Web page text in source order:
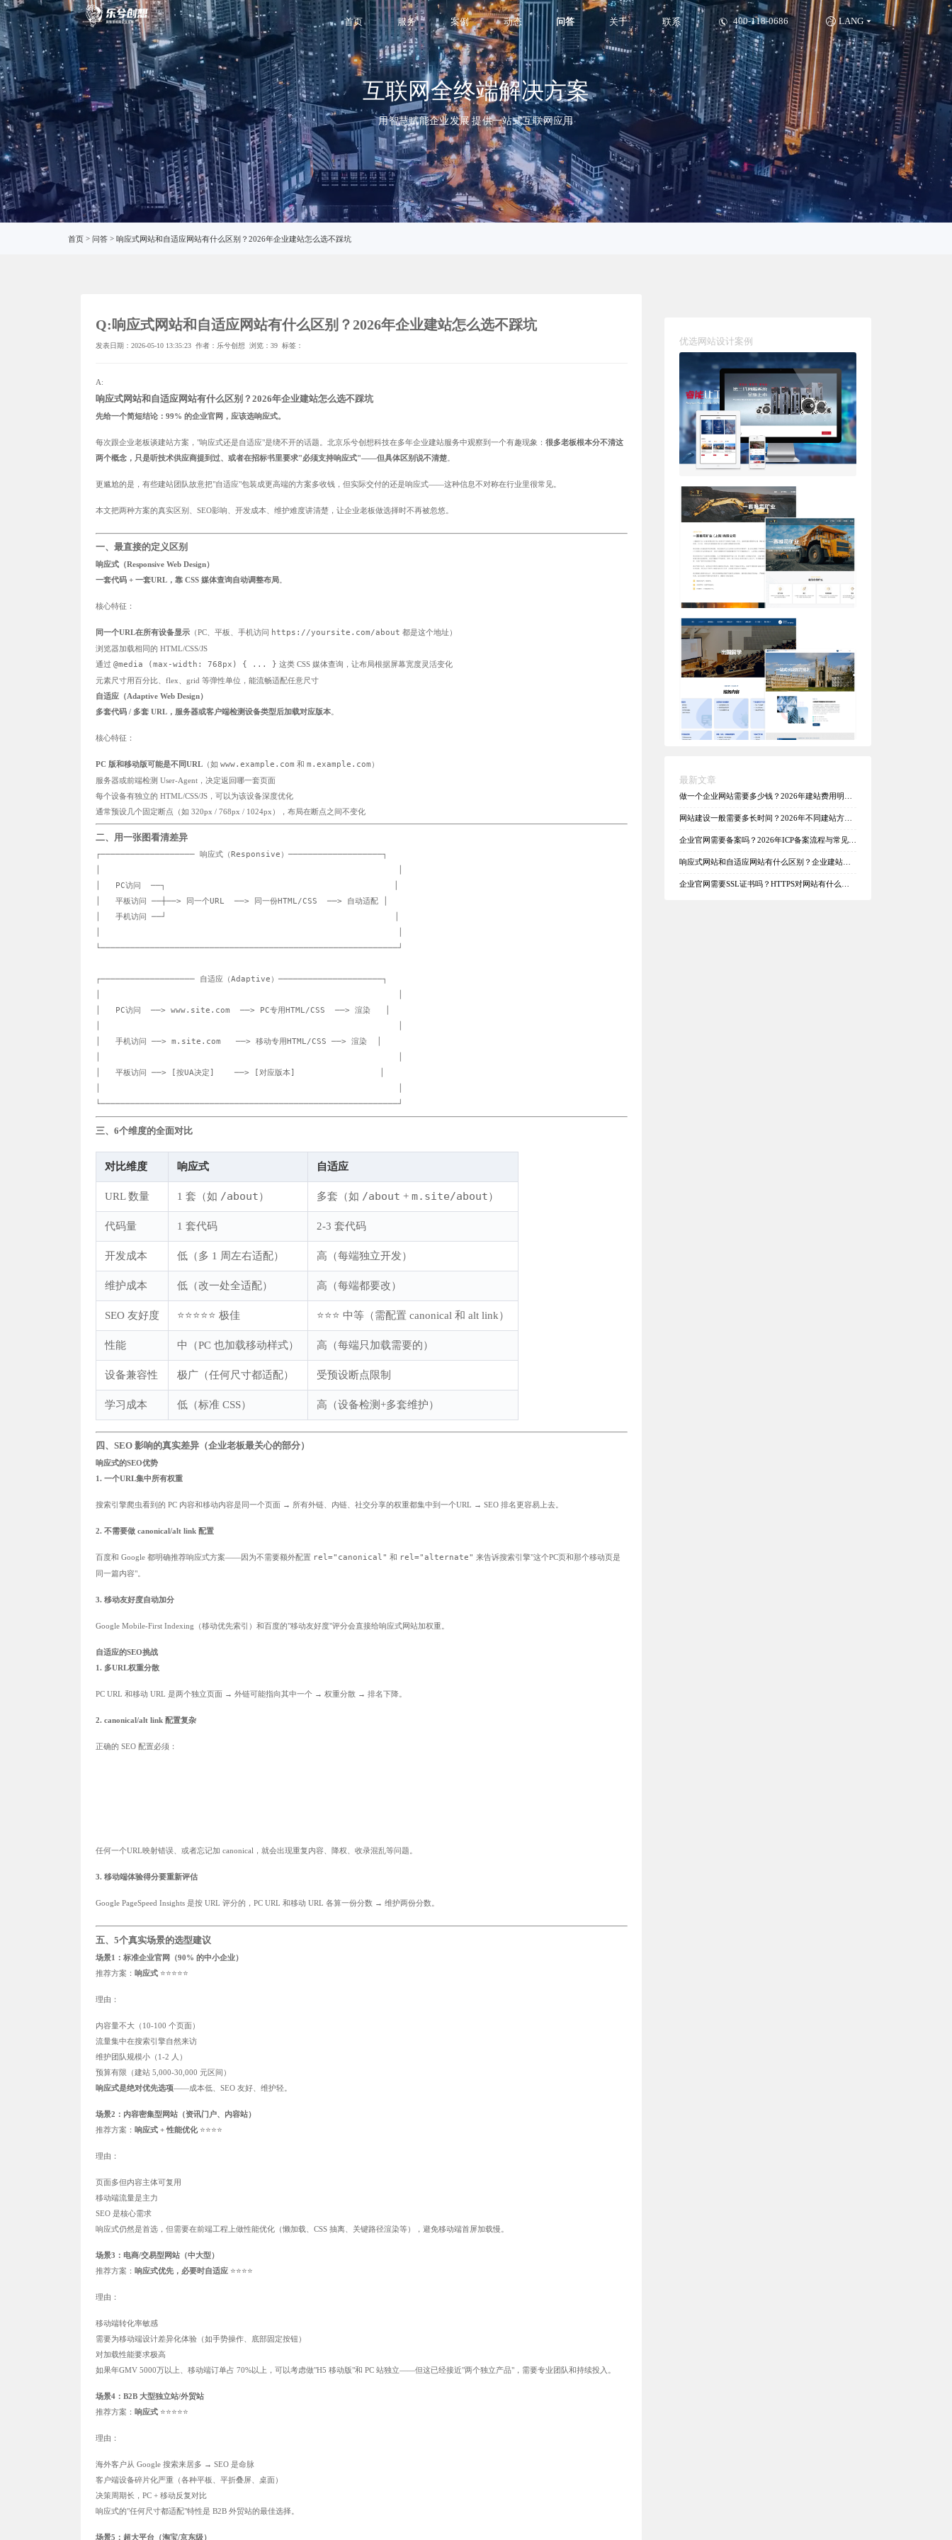
响应式网站和自适应
首页 服务 案例 动态 问答 关于 联系 400-118-0686 LANG
互联网全终端解决方案
用智慧赋能企业发展 提供一站式互联网应用
首页 >问答 >响应式网站和自适应网站有什么区别？2026年企业建站怎么选不踩坑
Q:响应式网站和自适应网站有什么区别？2026年企业建站怎么选不踩坑
发表日期：2026-05-10 13:35:23 作者：乐兮创想 浏览： 39 标签：
A:
响应式网站和自适应网站有什么区别？2026年企业建站怎么选不踩坑
先给一个简短结论：99% 的企业官网，应该选响应式。
每次跟企业老板谈建站方案，"响应式还是自适应"是绕不开的话题。北京乐兮创想科技在多年企业建站服务中观察到一个有趣现象： 很多老板根本分不清这
两个概念，只是听技术供应商提到过、或者在招标书里要求"必须支持响应式"——但具体区别说不清楚。
更尴尬的是，有些建站团队故意把"自适应"包装成更高端的方案多收钱，但实际交付的还是响应式——这种信息不对称在行业里很常见。
本文把两种方案的真实区别、SEO影响、开发成本、维护难度讲清楚，让企业老板做选择时不再被忽悠。
一、最直接的定义区别
响应式（Responsive Web Design）
一套代码 + 一套URL，靠 CSS 媒体查询自动调整布局。
核心特征：
同一个URL在所有设备显示（PC、平板、手机访问 https://yoursite.com/about 都是这个地址）
浏览器加载相同的 HTML/CSS/JS
通过 @media (max-width: 768px) { ... } 这类 CSS 媒体查询，让布局根据屏幕宽度灵活变化
元素尺寸用百分比、flex、grid 等弹性单位，能流畅适配任意尺寸
自适应（Adaptive Web Design）
多套代码 / 多套 URL，服务器或客户端检测设备类型后加载对应版本。
核心特征：
PC 版和移动版可能是不同URL（如 www.example.com 和 m.example.com ）
服务器或前端检测 User-Agent，决定返回哪一套页面
每个设备有独立的 HTML/CSS/JS，可以为该设备深度优化
通常预设几个固定断点（如 320px / 768px / 1024px），布局在断点之间不变化
二、用一张图看清差异
┌─────────────────── 响应式（Responsive）───────────────────┐
│   PC访问  ──┐                                              │
│   平板访问 ──┼──> 同一个URL  ──> 同一份HTML/CSS  ──> 自动适配 │
│   手机访问 ──┘                                              │
└────────────────────────────────────────────────────────────┘
┌─────────────────── 自适应（Adaptive）─────────────────────┐
│   PC访问  ──> www.site.com  ──> PC专用HTML/CSS  ──> 渲染   │
│   手机访问 ──> m.site.com   ──> 移动专用HTML/CSS ──> 渲染  │
│   平板访问 ──> [按UA决定]    ──> [对应版本]                 │
三、6个维度的全面对比
对比维度 响应式 自适应
URL 数量 1 套（如 /about） 多套（如 /about + m.site/about）
代码量 1 套代码 2-3 套代码
开发成本 低（多 1 周左右适配） 高（每端独立开发）
维护成本 低（改一处全适配） 高（每端都要改）
SEO 友好度 ⭐⭐⭐⭐⭐ 极佳 ⭐⭐⭐ 中等（需配置 canonical 和 alt link）
性能 中（PC 也加载移动样式） 高（每端只加载需要的）
设备兼容性 极广（任何尺寸都适配） 受预设断点限制
学习成本 低（标准 CSS） 高（设备检测+多套维护）
四、SEO 影响的真实差异（企业老板最关心的部分）
响应式的SEO优势
1. 一个URL集中所有权重
搜索引擎爬虫看到的 PC 内容和移动内容是同一个页面 → 所有外链、内链、社交分享的权重都集中到一个URL → SEO 排名更容易上去。
2. 不需要做 canonical/alt link 配置
百度和 Google 都明确推荐响应式方案——因为不需要额外配置 rel="canonical" 和 rel="alternate" 来告诉搜索引擎"这个PC页和那个移动页是
同一篇内容"。
3. 移动友好度自动加分
Google Mobile-First Indexing（移动优先索引）和百度的"移动友好度"评分会直接给响应式网站加权重。
自适应的SEO挑战
1. 多URL权重分散
PC URL 和移动 URL 是两个独立页面 → 外链可能指向其中一个 → 权重分散 → 排名下降。
2. canonical/alt link 配置复杂
正确的 SEO 配置必须：
任何一个URL映射错误、或者忘记加 canonical，就会出现重复内容、降权、收录混乱等问题。
3. 移动端体验得分要重新评估
Google PageSpeed Insights 是按 URL 评分的，PC URL 和移动 URL 各算一份分数 → 维护两份分数。
五、5个真实场景的选型建议
场景1：标准企业官网（90% 的中小企业）
推荐方案： 响应式⭐⭐⭐⭐⭐
理由：
内容量不大（10-100 个页面）
流量集中在搜索引擎自然来访
维护团队规模小（1-2 人）
预算有限（建站 5,000-30,000 元区间）
响应式是绝对优先选项——成本低、SEO 友好、维护轻。
场景2：内容密集型网站（资讯门户、内容站）
推荐方案： 响应式 + 性能优化⭐⭐⭐⭐
理由：
页面多但内容主体可复用
移动端流量是主力
SEO 是核心需求
响应式仍然是首选，但需要在前端工程上做性能优化（懒加载、CSS 抽离、关键路径渲染等），避免移动端首屏加载慢。
场景3：电商/交易型网站（中大型）
推荐方案： 响应式优先，必要时自适应⭐⭐⭐⭐
理由：
移动端转化率敏感
需要为移动端设计差异化体验（如手势操作、底部固定按钮）
对加载性能要求极高
如果年GMV 5000万以上、移动端订单占 70%以上，可以考虑做"H5 移动版"和 PC 站独立——但这已经接近"两个独立产品"，需要专业团队和持续投入。
场景4：B2B 大型独立站/外贸站
推荐方案： 响应式⭐⭐⭐⭐⭐
理由：
海外客户从 Google 搜索来居多 → SEO 是命脉
客户端设备碎片化严重（各种平板、平折叠屏、桌面）
决策周期长，PC + 移动反复对比
响应式的"任何尺寸都适配"特性是 B2B 外贸站的最佳选择。
场景5：超大平台（淘宝/京东级）
优选网站设计案例
最新文章
做一个企业网站需要多少钱？2026年建站费用明细
网站建设一般需要多长时间？2026年不同建站方式
企业官网需要备案吗？2026年ICP备案流程与常见问
响应式网站和自适应网站有什么区别？企业建站该
企业官网需要SSL证书吗？HTTPS对网站有什么影